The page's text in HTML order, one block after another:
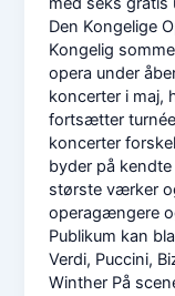
Den Kongelige
Kongelig
opera under
koncerter i maj,
fortsætter
koncerter
byder på
største værker
operagængere
Publikum kan
Verdi, Puccini,
Winther På